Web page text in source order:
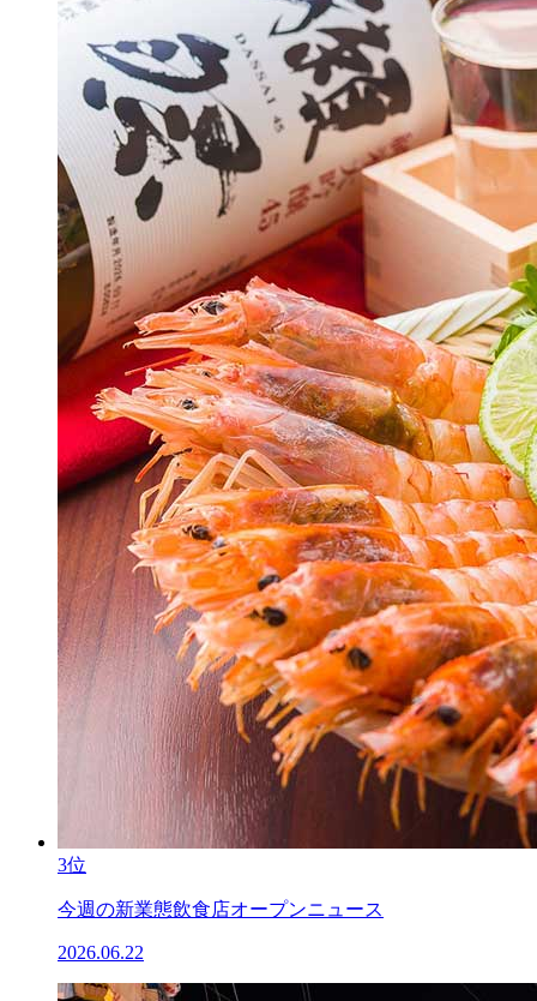
3位
今週の新業態飲食店オープンニュース
2026.06.22